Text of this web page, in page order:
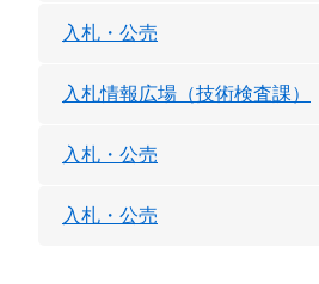
入札・公売
入札情報広場（技術検査課）
入札・公売
入札・公売